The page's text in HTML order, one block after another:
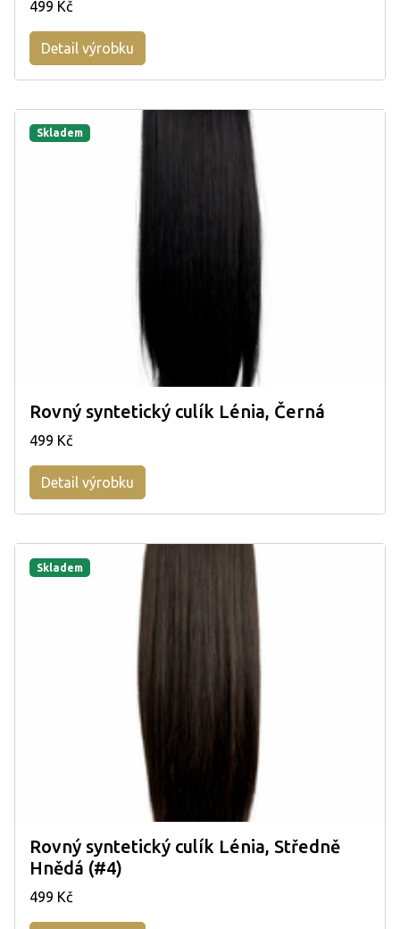
499 Kč
Detail výrobku
Skladem
Rovný syntetický culík Lénia, Černá
499 Kč
Detail výrobku
Skladem
Rovný syntetický culík Lénia, Středně
Hnědá (#4)
499 Kč